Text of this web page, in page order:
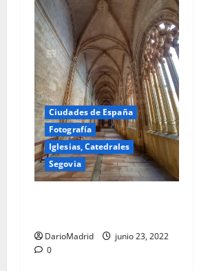
Ciudades de España
Fotografía
Iglesias, Catedrales
Segovia
DarioMadrid
junio 23, 2022
0